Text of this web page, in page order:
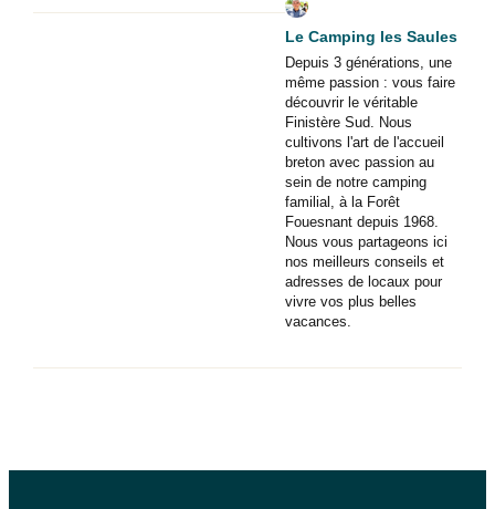
Le Camping les Saules
Depuis 3 générations, une
même passion : vous faire
découvrir le véritable
Finistère Sud. Nous
cultivons l'art de l'accueil
breton avec passion au
sein de notre camping
familial, à la Forêt
Fouesnant depuis 1968.
Nous vous partageons ici
nos meilleurs conseils et
adresses de locaux pour
vivre vos plus belles
vacances.